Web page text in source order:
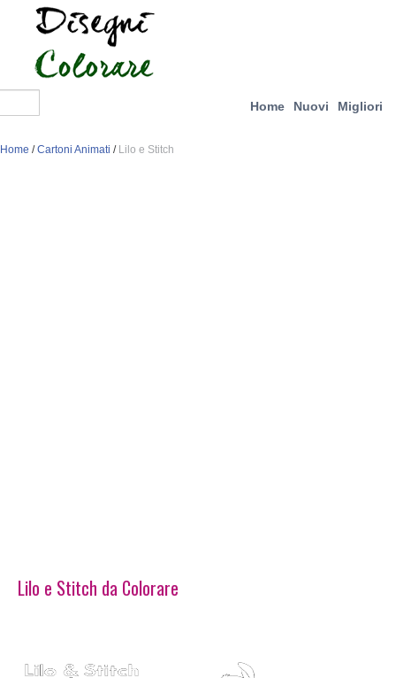
Home Nuovi Migliori
Home /Cartoni Animati / Lilo e Stitch
Lilo e Stitch da Colorare